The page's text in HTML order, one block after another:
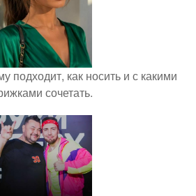
подходит, как носить и с какими
сочетать.